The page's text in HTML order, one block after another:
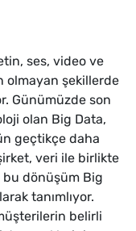
ses, video ve
olmayan şekillerde
Günümüzde son
olan Big Data,
geçtikçe daha
veri ile birlikte
dönüşüm Big
tanımlıyor.
belirli